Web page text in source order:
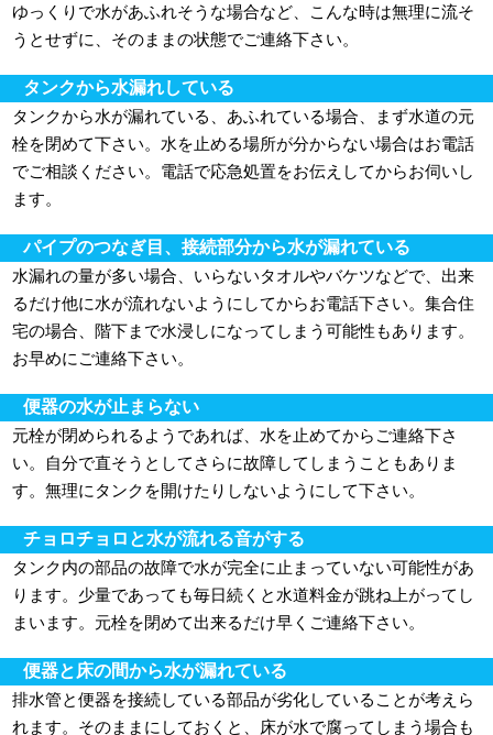
ゆっくりで水があふれそうな場合など、こんな時は無理に流そ
うとせずに、そのままの状態でご連絡下さい。
タンクから水漏れしている
タンクから水が漏れている、あふれている場合、まず水道の元
栓を閉めて下さい。水を止める場所が分からない場合はお電話
でご相談ください。電話で応急処置をお伝えしてからお伺いし
ます。
パイプのつなぎ目、接続部分から水が漏れている
水漏れの量が多い場合、いらないタオルやバケツなどで、出来
るだけ他に水が流れないようにしてからお電話下さい。集合住
宅の場合、階下まで水浸しになってしまう可能性もあります。
お早めにご連絡下さい。
便器の水が止まらない
元栓が閉められるようであれば、水を止めてからご連絡下さ
い。自分で直そうとしてさらに故障してしまうこともありま
す。無理にタンクを開けたりしないようにして下さい。
チョロチョロと水が流れる音がする
タンク内の部品の故障で水が完全に止まっていない可能性があ
ります。少量であっても毎日続くと水道料金が跳ね上がってし
まいます。元栓を閉めて出来るだけ早くご連絡下さい。
便器と床の間から水が漏れている
排水管と便器を接続している部品が劣化していることが考えら
れます。そのままにしておくと、床が水で腐ってしまう場合も